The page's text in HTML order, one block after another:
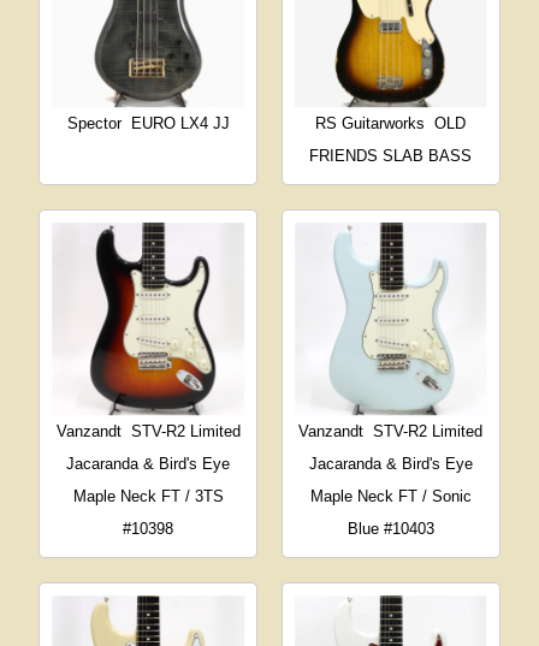
Spector EURO LX4 JJ RS Guitarworks
OLD
FRIENDS SLAB BASS
Vanzandt STV-R2 Limited
Jacaranda & Bird's Eye
Maple Neck FT / 3TS
#10398
Vanzandt STV-R2 Limited
Jacaranda & Bird's Eye
Maple Neck FT / Sonic
Blue #10403